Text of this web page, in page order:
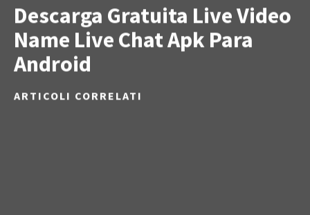
Descarga Gratuita Live Video
Name Live Chat Apk Para
Android
ARTICOLI CORRELATI